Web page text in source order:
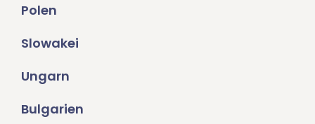
Polen
Slowakei
Ungarn
Bulgarien